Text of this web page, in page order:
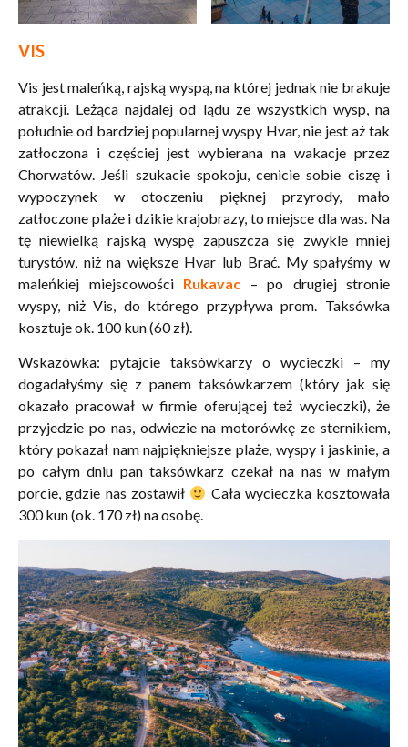
VIS
Vis jest maleńką, rajską wyspą, na której jednak nie brakuje
atrakcji. Leżąca najdalej od lądu ze wszystkich wysp, na
południe od bardziej popularnej wyspy Hvar, nie jest aż tak
zatłoczona i częściej jest wybierana na wakacje przez
Chorwatów. Jeśli szukacie spokoju, cenicie sobie ciszę i
wypoczynek w otoczeniu pięknej przyrody, mało
zatłoczone plaże i dzikie krajobrazy, to miejsce dla was. Na
tę niewielką rajską wyspę zapuszcza się zwykle mniej
turystów, niż na większe Hvar lub Brać. My spałyśmy w
maleńkiej miejscowości Rukavac – po drugiej stronie
wyspy, niż Vis, do którego przypływa prom. Taksówka
kosztuje ok. 100 kun (60 zł).
Wskazówka: pytajcie taksówkarzy o wycieczki – my
dogadałyśmy się z panem taksówkarzem (który jak się
okazało pracował w firmie oferującej też wycieczki), że
przyjedzie po nas, odwiezie na motorówkę ze sternikiem,
który pokazał nam najpiękniejsze plaże, wyspy i jaskinie, a
po całym dniu pan taksówkarz czekał na nas w małym
porcie, gdzie nas zostawił
Cała wycieczka kosztowała
300 kun (ok. 170 zł) na osobę.